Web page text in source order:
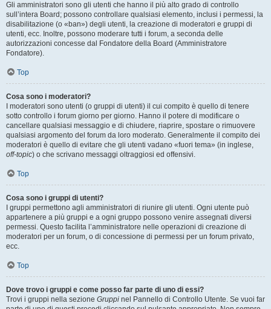
Gli amministratori sono gli utenti che hanno il più alto grado di controllo
sull’intera Board; possono controllare qualsiasi elemento, inclusi i permessi, la
disabilitazione (o «ban») degli utenti, la creazione di moderatori e gruppi di
utenti, ecc. Inoltre, possono moderare tutti i forum, a seconda delle
autorizzazioni concesse dal Fondatore della Board (Amministratore
Fondatore).
Top
Cosa sono i moderatori?
I moderatori sono utenti (o gruppi di utenti) il cui compito è quello di tenere
sotto controllo i forum giorno per giorno. Hanno il potere di modificare o
cancellare qualsiasi messaggio e di chiudere, riaprire, spostare o rimuovere
qualsiasi argomento del forum da loro moderato. Generalmente il compito dei
moderatori è quello di evitare che gli utenti vadano «fuori tema» (in inglese,
off-topic) o che scrivano messaggi oltraggiosi ed offensivi.
Top
Cosa sono i gruppi di utenti?
I gruppi permettono agli amministratori di riunire gli utenti. Ogni utente può
appartenere a più gruppi e a ogni gruppo possono venire assegnati diversi
permessi. Questo facilita l’amministratore nelle operazioni di creazione di
moderatori per un forum, o di concessione di permessi per un forum privato,
ecc.
Top
Dove trovo i gruppi e come posso far parte di uno di essi?
Trovi i gruppi nella sezione Gruppi nel Pannello di Controllo Utente. Se vuoi far